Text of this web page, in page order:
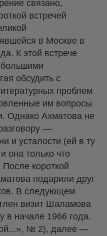
связано,
встречей
в Москве в
К этой встрече
обсудить с
проблем
им вопросы
Однако Ахматова не
—
и усталости (ей в ту
она только что
короткой
подарили друг
В следующем
визит Шаламова
в начале 1966 года.
№ 2), далее —